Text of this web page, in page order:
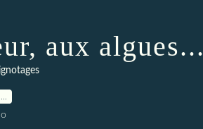
aux algues...